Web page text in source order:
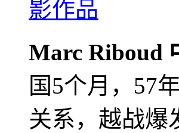
Marc Riboud
国5个月，57
关系，越战爆